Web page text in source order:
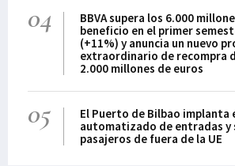
04
BBVA supera los 6.000
beneficio en el primer
(+11%) y anuncia un nuevo
extraordinario de recompra
2.000 millones de euros
05
El Puerto de Bilbao implanta
automatizado de entradas y
pasajeros de fuera de la UE